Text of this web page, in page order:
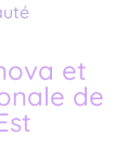
et
de